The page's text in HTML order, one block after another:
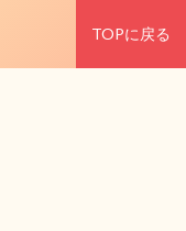
TOPに戻る